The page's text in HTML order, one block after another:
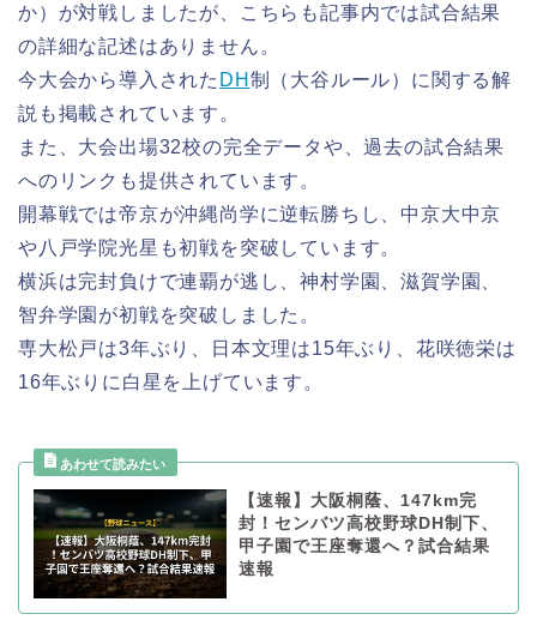
か）が対戦しましたが、こちらも記事内では試合結果
の詳細な記述はありません。
今大会から導入された DH 制（大谷ルール）に関する解
説も掲載されています。
また、大会出場32校の完全データや、過去の試合結果
へのリンクも提供されています。
開幕戦では帝京が沖縄尚学に逆転勝ちし、中京大中京
や八戸学院光星も初戦を突破しています。
横浜は完封負けで連覇が逃し、神村学園、滋賀学園、
智弁学園が初戦を突破しました。
専大松戸は3年ぶり、日本文理は15年ぶり、花咲徳栄は
16年ぶりに白星を上げています。
【速報】大阪桐蔭、147km完
封！センバツ高校野球DH制下、
甲子園で王座奪還へ？試合結果
速報